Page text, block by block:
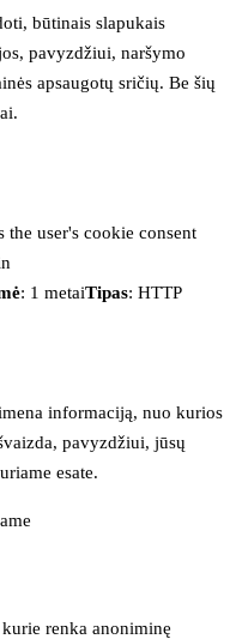
būtinais slapukais
pavyzdžiui, naršymo
apsaugotų sričių. Be šių
the user's cookie consent
: 1 metaiTipas: HTTP
informaciją, nuo kurios
pavyzdžiui, jūsų
esate.
renka anoniminę